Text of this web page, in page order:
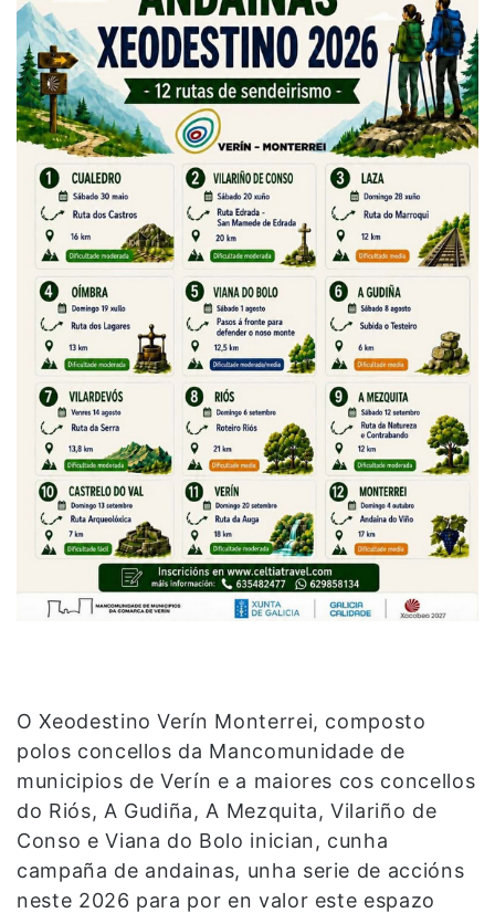
O Xeodestino Verín Monterrei, composto
polos concellos da Mancomunidade de
municipios de Verín e a maiores cos concellos
do Riós, A Gudiña, A Mezquita, Vilariño de
Conso e Viana do Bolo inician, cunha
campaña de andainas, unha serie de accións
neste 2026 para por en valor este espazo